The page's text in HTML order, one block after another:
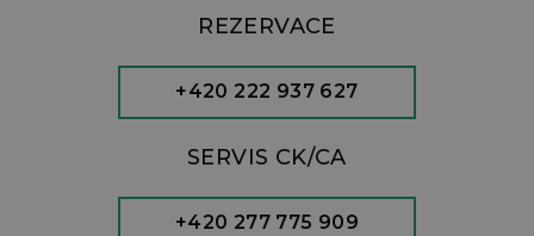
REZERVACE
+420 222 937 627
SERVIS CK/CA
+420 277 775 909